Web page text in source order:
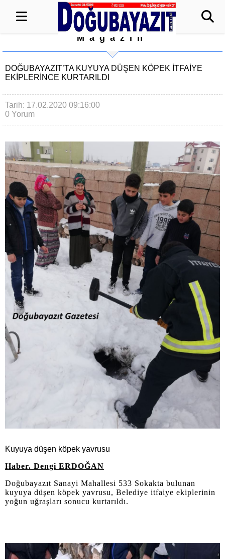
Magazin
DOĞUBAYAZIT’TA KUYUYA DÜŞEN KÖPEK İTFAİYE
EKİPLERİNCE KURTARILDI
Tarih: 17.02.2020 09:16:00
0 Yorum
Kuyuya düşen köpek yavrusu
Haber. Dengi ERDOĞAN
Doğubayazıt Sanayi Mahallesi 533 Sokakta bulunan
kuyuya düşen köpek yavrusu, Belediye itfaiye ekiplerinin
yoğun uğraşları sonucu kurtarıldı.